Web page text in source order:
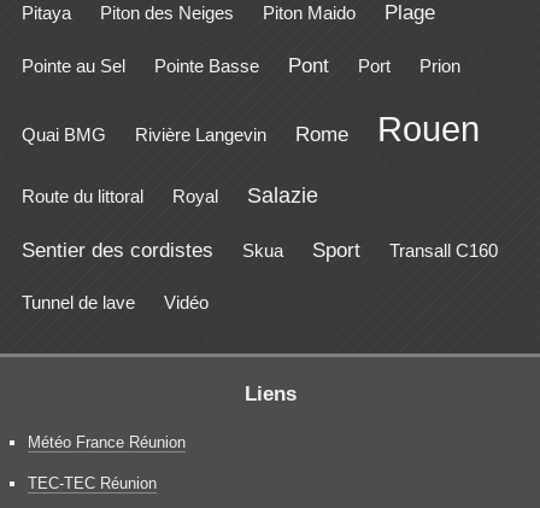
Pitaya Piton des Neiges Piton Maido Plage
Pointe au Sel Pointe Basse Pont Port Prion
Quai BMG Rivière Langevin Rome Rouen
Route du littoral Royal Salazie
Sentier des cordistes Skua Sport Transall C160
Tunnel de lave Vidéo
Liens
Météo France Réunion
TEC-TEC Réunion